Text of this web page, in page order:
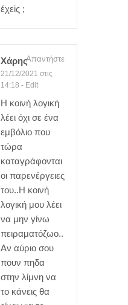
έχεiς ;
Χάρης
21/12/2021 στις
14:18 - Edit
Απαντήστε
Η κοινή λογική
λέει όχι σε ένα
εμβόλιο που
τώρα
καταγράφονται
οι παρενέργειες
του..Η κοινή
λογική μου λέει
να μην γίνω
πειραματόζωο..
Αν αύριο σου
πουν πηδα
στην λίμνη να
το κάνεις θα